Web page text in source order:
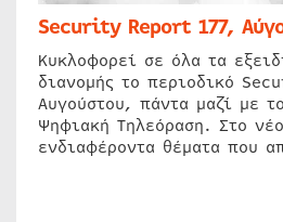
Security Report 177,
Κυκλοφορεί σε όλα τα
διανομής το περιοδικό
Αυγούστου, πάντα μαζί με
Ψηφιακή Τηλεόραση. Στο
ενδιαφέροντα θέματα που